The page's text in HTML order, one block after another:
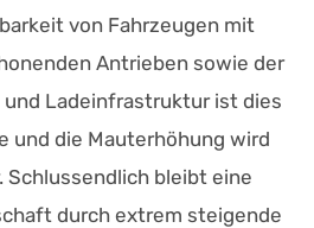
von Fahrzeugen mit
Antrieben sowie der
und Ladeinfrastruktur ist dies
und die Mauterhöhung wird
bleibt eine
durch extrem steigende